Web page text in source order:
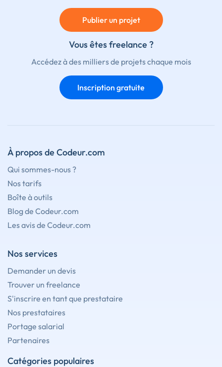
Publier un projet
Vous êtes freelance ?
Accédez à des milliers de projets chaque mois
Inscription gratuite
À propos de Codeur.com
Qui sommes-nous ?
Nos tarifs
Boîte à outils
Blog de Codeur.com
Les avis de Codeur.com
Nos services
Demander un devis
Trouver un freelance
S'inscrire en tant que prestataire
Nos prestataires
Portage salarial
Partenaires
Catégories populaires